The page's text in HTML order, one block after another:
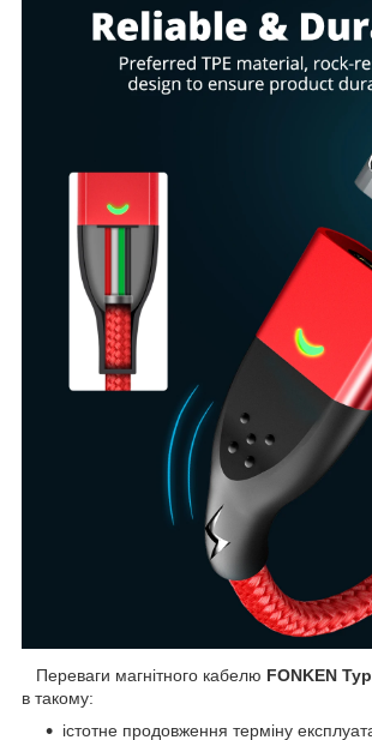
Переваги магнітного кабелю FONKEN
в такому:
істотне продовження терміну